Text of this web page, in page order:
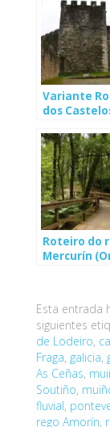
Variante
dos
Roteiro do
Mercurín
Esta entrada
siguientes
de Lodeiro,
Fraga, galicia,
As Ceñas,
Soutiño,
fluvial,
rego Amorín,